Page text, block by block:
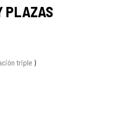
PLAZAS
triple